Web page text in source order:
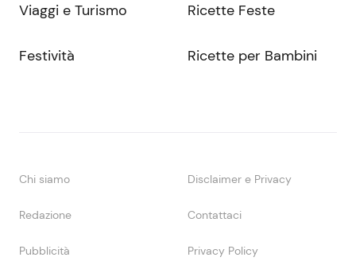
Viaggi e Turismo
Festività
Ricette Feste
Ricette per Bambini
Chi siamo Disclaimer e Privacy
Redazione Contattaci
Pubblicità Privacy Policy